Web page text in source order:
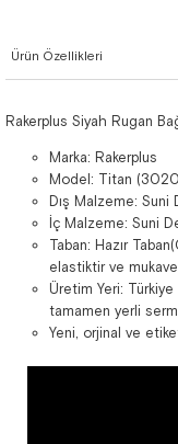
Ürün Özellikleri
Rakerplus Siyah Rugan
Marka: Rakerplus
Model: Titan
Dış Malzeme: Suni
İç Malzeme: Suni
Taban: Hazır
elastiktir ve
Üretim Yeri: Türkiye
tamamen yerli
Yeni, orjinal ve